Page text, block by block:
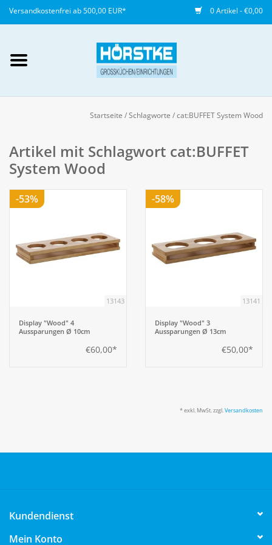
Versandkostenfrei ab 500,00 EUR* 0 Artikel - €0,00
anlegen
NEU
Gedeckter Tisch
Fingerfood
Bar
Küchenmöbel
Startseite /Schlagworte /cat:BUFFET System Wood
Artikel mit Schlagwort cat:BUFFET
System Wood
-53%
13143
Display "Wood" 4
Aussparungen Ø 10cm
€60,00*
-58%
13141
Display "Wood" 3
Aussparungen Ø 13cm
€50,00*
* exkl. MwSt. zzgl.Versandkosten
Kundendienst
Mein Konto